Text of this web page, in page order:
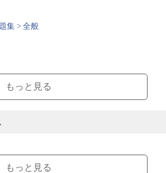
集 > 全般
購入
レンタル
もっと見る
ビューア・モバイルビューア
もっと見る